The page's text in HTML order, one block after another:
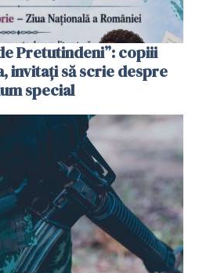
Pretutindeni”: copiii
invitați să scrie despre
special